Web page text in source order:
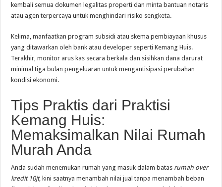
kembali semua dokumen legalitas properti dan minta bantuan notaris
atau agen terpercaya untuk menghindari risiko sengketa.
Kelima, manfaatkan program subsidi atau skema pembiayaan khusus
yang ditawarkan oleh bank atau developer seperti Kemang Huis.
Terakhir, monitor arus kas secara berkala dan sisihkan dana darurat
minimal tiga bulan pengeluaran untuk mengantisipasi perubahan
kondisi ekonomi.
Tips Praktis dari Praktisi
Kemang Huis:
Memaksimalkan Nilai Rumah
Murah Anda
Anda sudah menemukan rumah yang masuk dalam batas rumah over
kredit 10jt, kini saatnya menambah nilai jual tanpa menambah beban